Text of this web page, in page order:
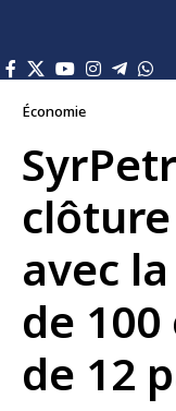
Économie
avec
de
de 12